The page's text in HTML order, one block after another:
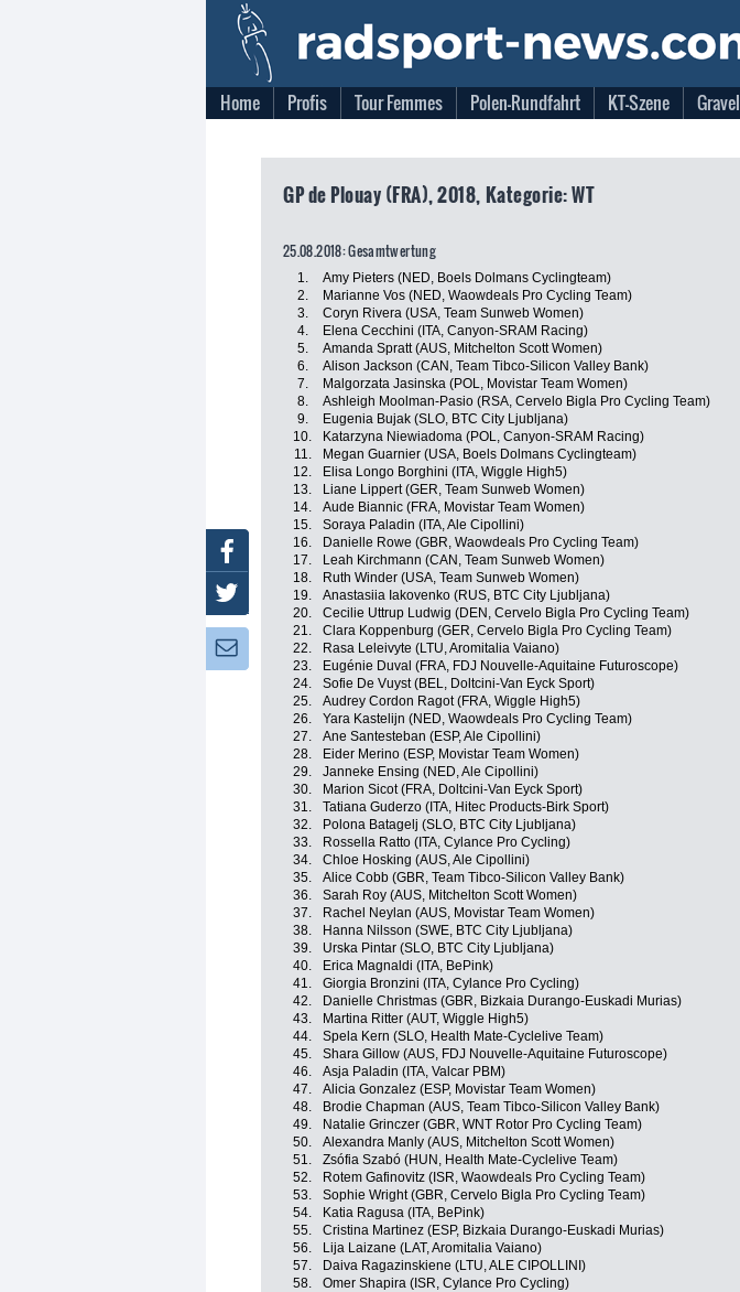
Home Profis Tour Femmes Polen-Rundfahrt KT-Szene Gravel
GP de Plouay (FRA), 2018, Kategorie: WT
25.08.2018: Gesamtwertung
1. Amy Pieters (NED, Boels Dolmans Cyclingteam)
2.
Marianne Vos (NED, Waowdeals Pro Cycling Team)
3.
Coryn Rivera (USA, Team Sunweb Women)
4.
Elena Cecchini (ITA, Canyon-SRAM Racing)
5.
Amanda Spratt (AUS, Mitchelton Scott Women)
6.
Alison Jackson (CAN, Team Tibco-Silicon Valley Bank)
7.
Malgorzata Jasinska (POL, Movistar Team Women)
8.
Ashleigh Moolman-Pasio (RSA, Cervelo Bigla Pro Cycling Team)
9.
Eugenia Bujak (SLO, BTC City Ljubljana)
10.
Katarzyna Niewiadoma (POL, Canyon-SRAM Racing)
11.
Megan Guarnier (USA, Boels Dolmans Cyclingteam)
12.
Elisa Longo Borghini (ITA, Wiggle High5)
13.
Liane Lippert (GER, Team Sunweb Women)
14.
Aude Biannic (FRA, Movistar Team Women)
15.
Soraya Paladin (ITA, Ale Cipollini)
16.
Danielle Rowe (GBR, Waowdeals Pro Cycling Team)
17.
Leah Kirchmann (CAN, Team Sunweb Women)
18.
Ruth Winder (USA, Team Sunweb Women)
19.
Anastasiia Iakovenko (RUS, BTC City Ljubljana)
20.
Cecilie Uttrup Ludwig (DEN, Cervelo Bigla Pro Cycling Team)
21.
Clara Koppenburg (GER, Cervelo Bigla Pro Cycling Team)
22.
Rasa Leleivyte (LTU, Aromitalia Vaiano)
23.
Eugénie Duval (FRA, FDJ Nouvelle-Aquitaine Futuroscope)
24.
Sofie De Vuyst (BEL, Doltcini-Van Eyck Sport)
25.
Audrey Cordon Ragot (FRA, Wiggle High5)
26.
Yara Kastelijn (NED, Waowdeals Pro Cycling Team)
27.
Ane Santesteban (ESP, Ale Cipollini)
28.
Eider Merino (ESP, Movistar Team Women)
29.
Janneke Ensing (NED, Ale Cipollini)
30.
Marion Sicot (FRA, Doltcini-Van Eyck Sport)
31.
Tatiana Guderzo (ITA, Hitec Products-Birk Sport)
32.
Polona Batagelj (SLO, BTC City Ljubljana)
33.
Rossella Ratto (ITA, Cylance Pro Cycling)
34.
Chloe Hosking (AUS, Ale Cipollini)
35.
Alice Cobb (GBR, Team Tibco-Silicon Valley Bank)
36.
Sarah Roy (AUS, Mitchelton Scott Women)
37.
Rachel Neylan (AUS, Movistar Team Women)
38.
Hanna Nilsson (SWE, BTC City Ljubljana)
39.
Urska Pintar (SLO, BTC City Ljubljana)
40.
Erica Magnaldi (ITA, BePink)
41.
Giorgia Bronzini (ITA, Cylance Pro Cycling)
42.
Danielle Christmas (GBR, Bizkaia Durango-Euskadi Murias)
43.
Martina Ritter (AUT, Wiggle High5)
44.
Spela Kern (SLO, Health Mate-Cyclelive Team)
45.
Shara Gillow (AUS, FDJ Nouvelle-Aquitaine Futuroscope)
46.
Asja Paladin (ITA, Valcar PBM)
47.
Alicia Gonzalez (ESP, Movistar Team Women)
48.
Brodie Chapman (AUS, Team Tibco-Silicon Valley Bank)
49.
Natalie Grinczer (GBR, WNT Rotor Pro Cycling Team)
50.
Alexandra Manly (AUS, Mitchelton Scott Women)
51.
Zsófia Szabó (HUN, Health Mate-Cyclelive Team)
52.
Rotem Gafinovitz (ISR, Waowdeals Pro Cycling Team)
53.
Sophie Wright (GBR, Cervelo Bigla Pro Cycling Team)
54.
Katia Ragusa (ITA, BePink)
55.
Cristina Martinez (ESP, Bizkaia Durango-Euskadi Murias)
56.
Lija Laizane (LAT, Aromitalia Vaiano)
57.
Daiva Ragazinskiene (LTU, ALE CIPOLLINI)
58.
Omer Shapira (ISR, Cylance Pro Cycling)
Facebook
Twitter
Newsletter: